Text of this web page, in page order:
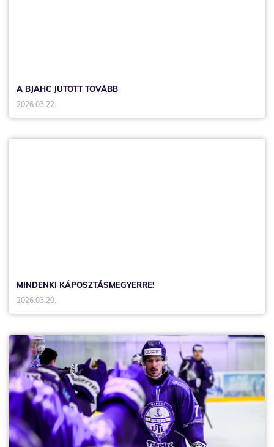
A BJAHC JUTOTT TOVÁBB
2026.03.22.
MINDENKI KÁPOSZTÁSMEGYERRE!
2026.03.20.